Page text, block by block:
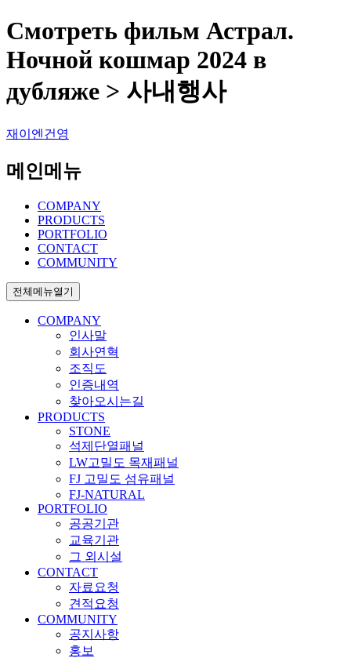
Смотреть фильм Астрал.
Ночной кошмар 2024 в
дубляже > 사내행사
재이엔건영
메인메뉴
COMPANY
PRODUCTS
PORTFOLIO
CONTACT
COMMUNITY
전체메뉴열기
COMPANY
인사말
회사연혁
조직도
인증내역
찾아오시는길
PRODUCTS
STONE
석제단열패널
LW고밀도 목재패널
FJ 고밀도 섬유패널
FJ-NATURAL
PORTFOLIO
공공기관
교육기관
그 외시설
CONTACT
자료요청
견적요청
COMMUNITY
공지사항
홍보